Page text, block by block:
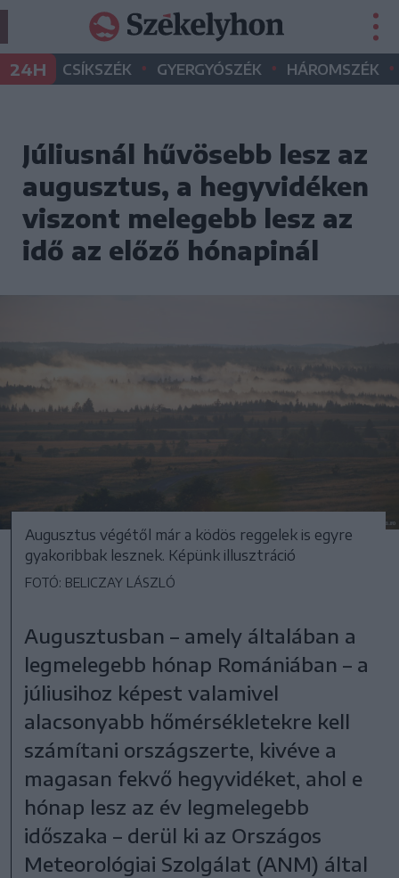
24H CSÍKSZÉK • GYERGYÓSZÉK • HÁROMSZÉK •
Júliusnál hűvösebb lesz az
augusztus, a hegyvidéken
viszont melegebb lesz az
idő az előző hónapinál
Augusztus végétől már a ködös reggelek is egyre
gyakoribbak lesznek. Képünk illusztráció
FOTÓ: BELICZAY LÁSZLÓ
Augusztusban – amely általában a
legmelegebb hónap Romániában – a
júliusihoz képest valamivel
alacsonyabb hőmérsékletekre kell
számítani országszerte, kivéve a
magasan fekvő hegyvidéket, ahol e
hónap lesz az év legmelegebb
időszaka – derül ki az Országos
Meteorológiai Szolgálat (ANM) által